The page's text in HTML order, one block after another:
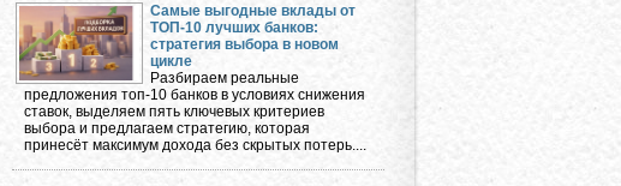
Самые выгодные вклады от
ТОП-10 лучших банков:
стратегия выбора в новом
цикле
Разбираем реальные
предложения топ-10 банков в условиях снижения
ставок, выделяем пять ключевых критериев
выбора и предлагаем стратегию, которая
принесёт максимум дохода без скрытых потерь....